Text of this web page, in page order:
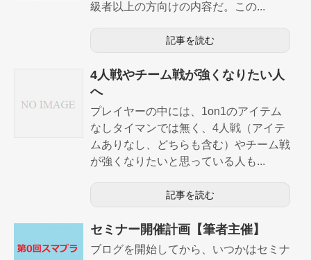
級者以上の方向けの内容だ。この...
記事を読む
4人戦やチーム戦が強くなりたい人
へ
プレイヤーの中には、1on1のアイテム
なしタイマンでは無く、4人戦（アイテ
ムありなし、どちらも含む）やチーム戦
が強くなりたいと思っている人も...
記事を読む
セミナー開催計画【筆者主催】
ブログを開始してから、いつかはセミナ